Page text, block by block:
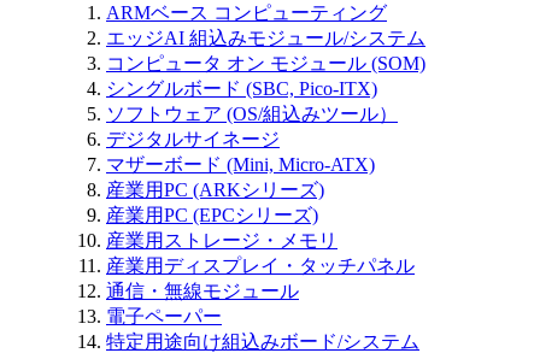
ARMベース コンピューティング
エッジAI 組込みモジュール/システム
コンピュータ オン モジュール (SOM)
シングルボード (SBC, Pico-ITX)
ソフトウェア (OS/組込みツール）
デジタルサイネージ
マザーボード (Mini, Micro-ATX)
産業用PC (ARKシリーズ)
産業用PC (EPCシリーズ)
産業用ストレージ・メモリ
産業用ディスプレイ・タッチパネル
通信・無線モジュール
電子ペーパー
特定用途向け組込みボード/システム